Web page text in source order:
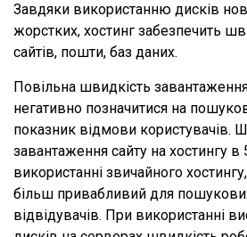
Завдяки використанню дисків
жорстких, хостинг забезпечить
сайтів, пошти, баз даних.
Повільна швидкість
негативно позначитися на
показник відмови користувачів.
завантаження сайту на хостингу
використанні звичайного
більш привабливий для
відвідувачів. При використанні